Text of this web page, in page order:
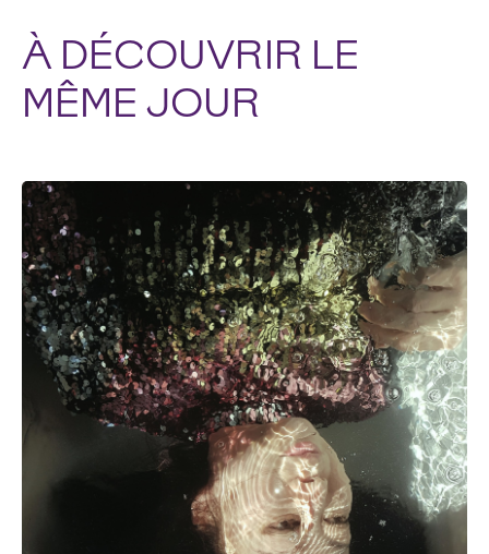
À DÉCOUVRIR LE
MÊME JOUR